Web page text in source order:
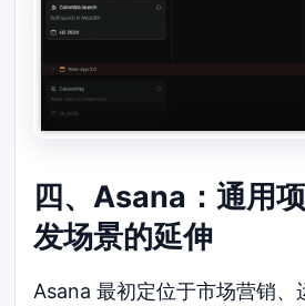
四、Asana：通用
发场景的延伸
Asana 最初定位于市场营销、